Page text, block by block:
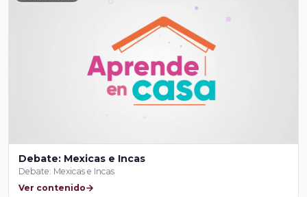
Debate: Mexicas e Incas
Debate: Mexicas e Incas
Ver contenido